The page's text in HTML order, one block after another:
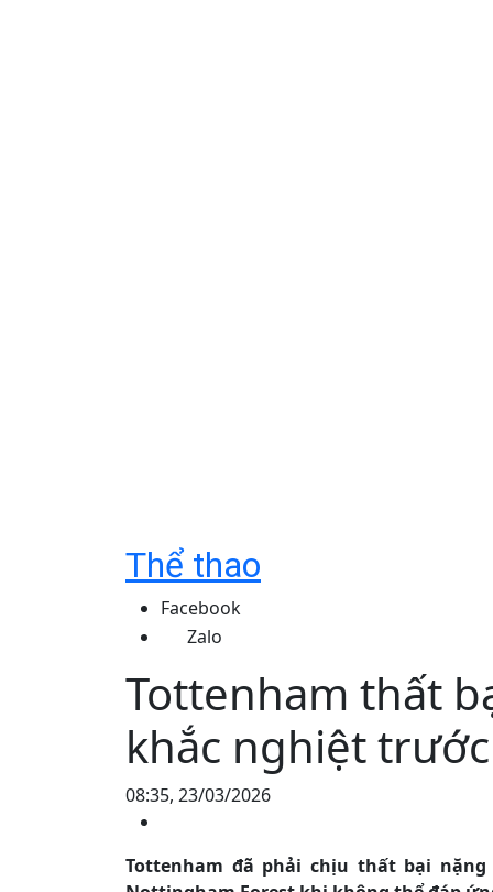
Thể thao
Facebook
Zalo
Tottenham thất
khắc nghiệt
08:35, 23/03/2026
Tottenham đã phải chịu thất bại